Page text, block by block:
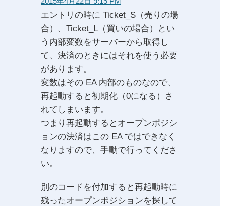
エントリの時に Ticket_S（売りの場
合）、Ticket_L（買いの場合）とい
う内部変数をサーバーから取得し
て、決済のときにはそれを使う必要
があります。
変数はその EA 内部のものなので、
再起動すると初期化（0になる）さ
れてしまいます。
つまり再起動するとオープンポジシ
ョンの決済はこの EA ではできなく
なりますので、手動で行ってくださ
い。
別のコードを付加すると再起動時に
残ったオープンポジションを探して